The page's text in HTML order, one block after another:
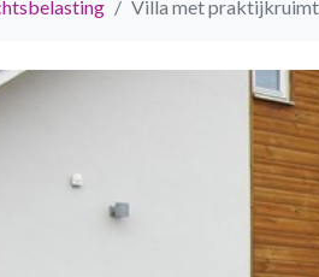
Villa met